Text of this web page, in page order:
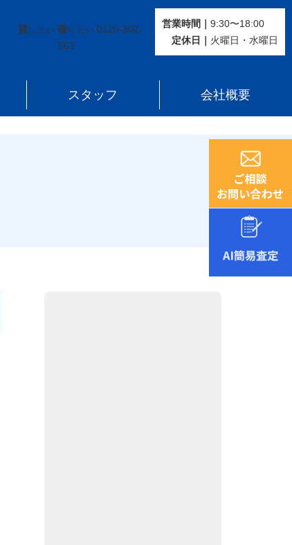
貸し たい 借り たい 0120-302-
563
営業時間｜ 9:30〜18:00
定休⽇｜ 火曜⽇・水曜⽇
スタッフ 会社概要